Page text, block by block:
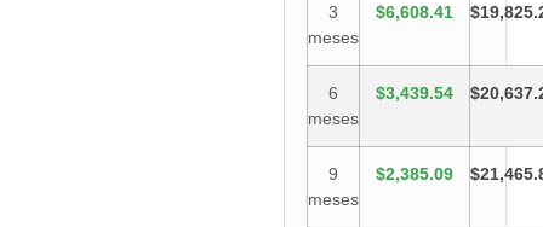
3
meses
$6,608.41
6
meses
$3,439.54
9
meses
$2,385.09